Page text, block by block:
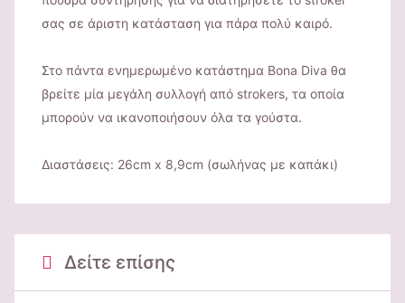
σας σε άριστη κατάσταση για πάρα πολύ καιρό.
Στο πάντα ενημερωμένο κατάστημα Bona Diva θα
βρείτε μία μεγάλη συλλογή από strokers, τα οποία
μπορούν να ικανοποιήσουν όλα τα γούστα.
Διαστάσεις: 26cm x 8,9cm (σωλήνας με καπάκι)
Δείτε επίσης